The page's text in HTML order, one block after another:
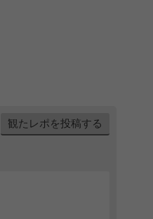
観たレポを投稿する